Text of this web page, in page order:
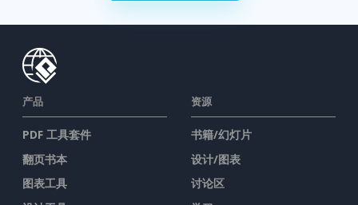
产品
PDF 工具套件
翻页书本
图表工具
资源
书籍/幻灯片
设计/图表
讨论区